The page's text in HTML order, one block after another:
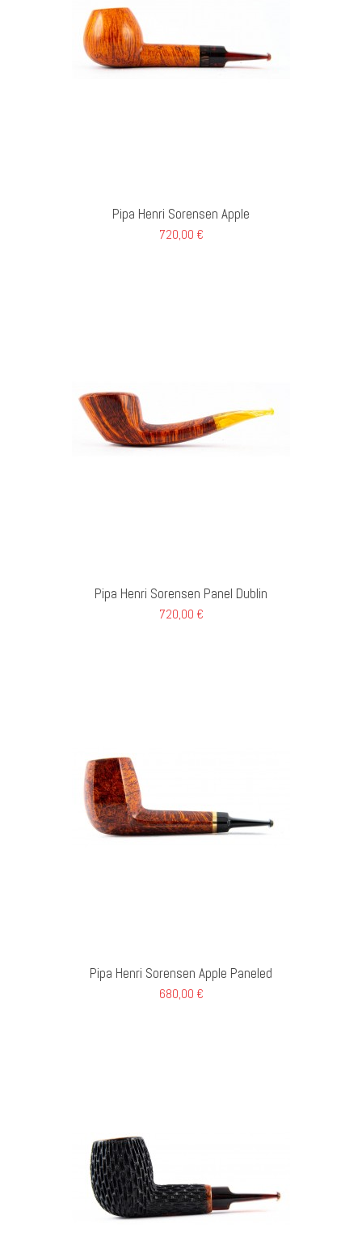
Pipa Henri Sorensen Apple
720,00 €
Pipa Henri Sorensen Panel Dublin
720,00 €
Pipa Henri Sorensen Apple Paneled
680,00 €